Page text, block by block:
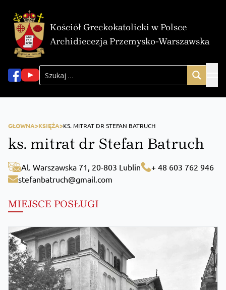
Kościół Greckokatolicki w Polsce
Archidiecezja Przemysko-Warszawska
GŁOWNA>KSIĘŻA>KS. MITRAT DR STEFAN BATRUCH
ks. mitrat dr Stefan Batruch
Al. Warszawska 71, 20-803 Lublin
+ 48 603 762 946
stefanbatruch@gmail.com
MIEJSCE POSŁUGI